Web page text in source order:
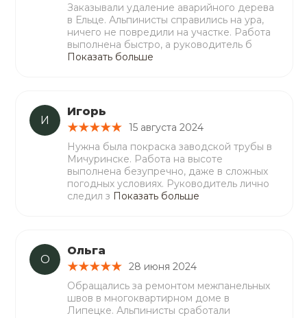
Заказывали удаление аварийного дерева
в Ельце. Альпинисты справились на ура,
ничего не повредили на участке. Работа
выполнена быстро, а руководитель б
Показать больше
И
Игорь
15 августа 2024
Нужна была покраска заводской трубы в
Мичуринске. Работа на высоте
выполнена безупречно, даже в сложных
погодных условиях. Руководитель лично
следил з Показать больше
О
Ольга
28 июня 2024
Обращались за ремонтом межпанельных
швов в многоквартирном доме в
Липецке. Альпинисты сработали